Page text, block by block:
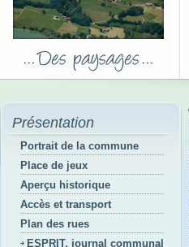
Présentation
Portrait de la commune
Place de jeux
Aperçu historique
Accès et transport
Plan des rues
ESPRIT, journal communal